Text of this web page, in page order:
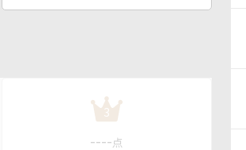
3
---- 点